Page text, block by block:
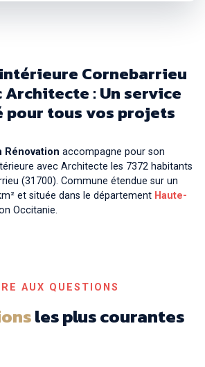
avec Architecte àAuribail
avec Architecte àAuterive
avec Architecte à
avec Architecte à
Cornebarrieu
Architecte : Un service
pour tous vos projets
Rénovation accompagne pour son
avec Architecte les 7372 habitants
(31700). Commune étendue sur un
et située dans le département Haute-
Occitanie.
AUX QUESTIONS
les plus courantes